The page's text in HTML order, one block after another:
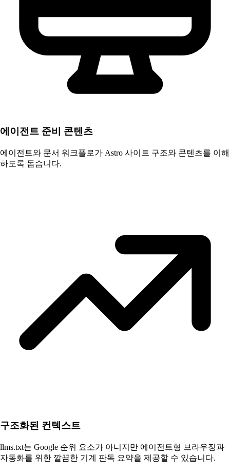
에이전트 준비 콘텐츠
에이전트와 문서 워크플로가 Astro 사이트 구조와 콘텐츠를 이해
하도록 돕습니다.
구조화된 컨텍스트
llms.txt는 Google 순위 요소가 아니지만 에이전트형 브라우징과
자동화를 위한 깔끔한 기계 판독 요약을 제공할 수 있습니다.